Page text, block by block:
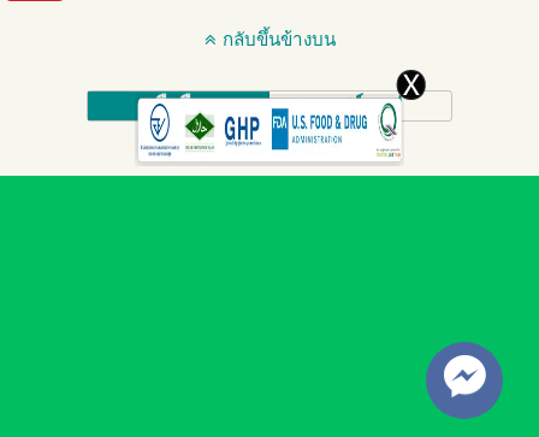
กลับขึ้นข้างบน
มือถือ เดสก์ทอป